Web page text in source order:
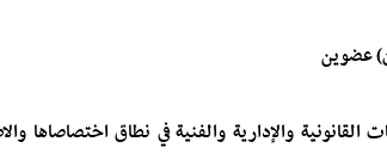
والإدارية والفنية في نطاق اختصاصاها